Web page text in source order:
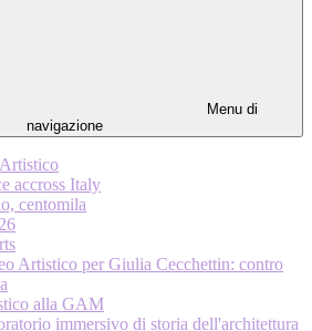
Menu di
navigazione
accross Italy
centomila
Artistico per Giulia Cecchettin: contro
alla GAM
immersivo di storia dell'architettura